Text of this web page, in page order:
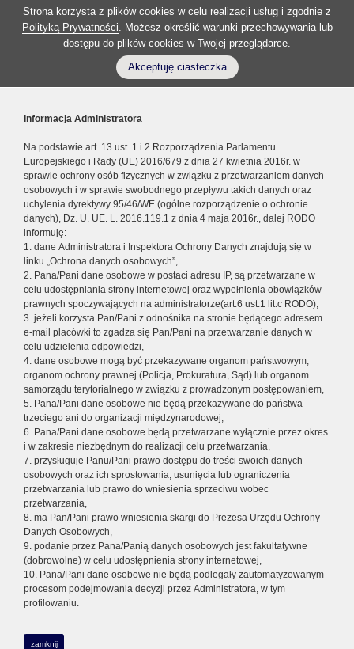
Strona korzysta z plików cookies w celu realizacji usług i zgodnie z
Polityką Prywatności. Możesz określić warunki przechowywania lub
dostępu do plików cookies w Twojej przeglądarce.
Akceptuję ciasteczka
Informacja Administratora
Na podstawie art. 13 ust. 1 i 2 Rozporządzenia Parlamentu
Europejskiego i Rady (UE) 2016/679 z dnia 27 kwietnia 2016r. w
sprawie ochrony osób fizycznych w związku z przetwarzaniem danych
osobowych i w sprawie swobodnego przepływu takich danych oraz
uchylenia dyrektywy 95/46/WE (ogólne rozporządzenie o ochronie
danych), Dz. U. UE. L. 2016.119.1 z dnia 4 maja 2016r., dalej RODO
informuję:
1. dane Administratora i Inspektora Ochrony Danych znajdują się w
linku „Ochrona danych osobowych”,
2. Pana/Pani dane osobowe w postaci adresu IP, są przetwarzane w
celu udostępniania strony internetowej oraz wypełnienia obowiązków
prawnych spoczywających na administratorze(art.6 ust.1 lit.c RODO),
3. jeżeli korzysta Pan/Pani z odnośnika na stronie będącego adresem
e-mail placówki to zgadza się Pan/Pani na przetwarzanie danych w
celu udzielenia odpowiedzi,
4. dane osobowe mogą być przekazywane organom państwowym,
organom ochrony prawnej (Policja, Prokuratura, Sąd) lub organom
samorządu terytorialnego w związku z prowadzonym postępowaniem,
5. Pana/Pani dane osobowe nie będą przekazywane do państwa
trzeciego ani do organizacji międzynarodowej,
6. Pana/Pani dane osobowe będą przetwarzane wyłącznie przez okres
i w zakresie niezbędnym do realizacji celu przetwarzania,
7. przysługuje Panu/Pani prawo dostępu do treści swoich danych
osobowych oraz ich sprostowania, usunięcia lub ograniczenia
przetwarzania lub prawo do wniesienia sprzeciwu wobec
przetwarzania,
8. ma Pan/Pani prawo wniesienia skargi do Prezesa Urzędu Ochrony
Danych Osobowych,
9. podanie przez Pana/Panią danych osobowych jest fakultatywne
(dobrowolne) w celu udostępnienia strony internetowej,
10. Pana/Pani dane osobowe nie będą podlegały zautomatyzowanym
procesom podejmowania decyzji przez Administratora, w tym
profilowaniu.
zamknij